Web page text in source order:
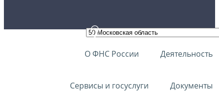
О ФНС России Деятельность
Сервисы и госуслуги Документы